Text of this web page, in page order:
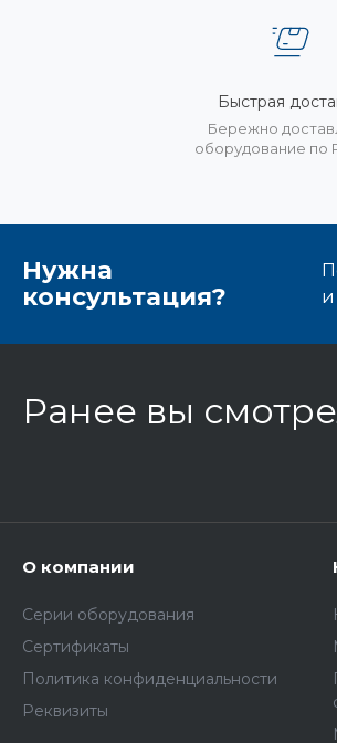
Быстрая
Бережно
оборудование по
Нужна
консультация?
Ранее вы
О компании
Серии оборудования
Сертификаты
Политика конфиденциальности
Реквизиты